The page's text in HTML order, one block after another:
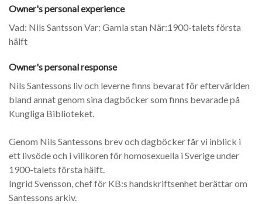
Owner's personal experience
Vad: Nils Santsson Var: Gamla stan När:1900-talets första
hälft
Owner's personal response
Nils Santessons liv och leverne finns bevarat för eftervärlden
bland annat genom sina dagböcker som finns bevarade på
Kungliga Biblioteket.
Genom Nils Santessons brev och dagböcker får vi inblick i
ett livsöde och i villkoren för homosexuella i Sverige under
1900-talets första hälft.
Ingrid Svensson, chef för KB:s handskriftsenhet berättar om
Santessons arkiv.